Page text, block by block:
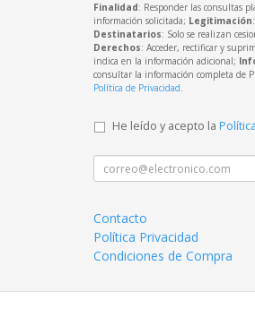
Finalidad: Responder las consultas
información solicitada; Legitimación
Destinatarios: Solo se realizan
Derechos: Acceder, rectificar y
indica en la información adicional;
consultar la información completa de
Política de Privacidad.
He leído y acepto la
Contacto
Política Privacidad
Condiciones de Compra